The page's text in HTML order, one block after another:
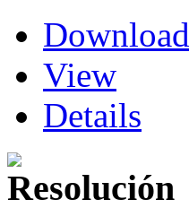
Download
View
Details